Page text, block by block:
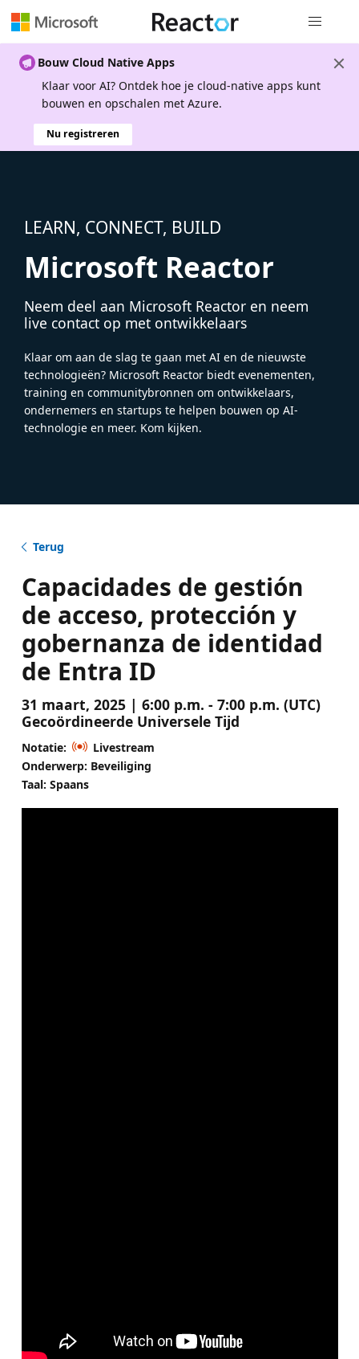
Bouw Cloud Native Apps
Klaar voor AI? Ontdek hoe je cloud-native apps kunt
bouwen en opschalen met Azure.
Nu registreren
LEARN, CONNECT, BUILD
Microsoft Reactor
Neem deel aan Microsoft Reactor en neem
live contact op met ontwikkelaars
Klaar om aan de slag te gaan met AI en de nieuwste
technologieën? Microsoft Reactor biedt evenementen,
training en communitybronnen om ontwikkelaars,
ondernemers en startups te helpen bouwen op AI-
technologie en meer. Kom kijken.
Terug
Capacidades de gestión
de acceso, protección y
gobernanza de identidad
de Entra ID
31 maart, 2025 | 6:00 p.m. - 7:00 p.m. (UTC)
Gecoördineerde Universele Tijd
Notatie:
Livestream
Onderwerp: Beveiliging
Taal: Spaans